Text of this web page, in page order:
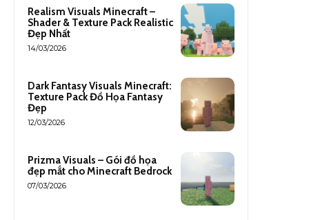
Realism Visuals Minecraft –
Shader & Texture Pack Realistic
Đẹp Nhất
14/03/2026
Dark Fantasy Visuals Minecraft:
Texture Pack Đồ Họa Fantasy
Đẹp
12/03/2026
Prizma Visuals – Gói đồ họa
đẹp mắt cho Minecraft Bedrock
07/03/2026